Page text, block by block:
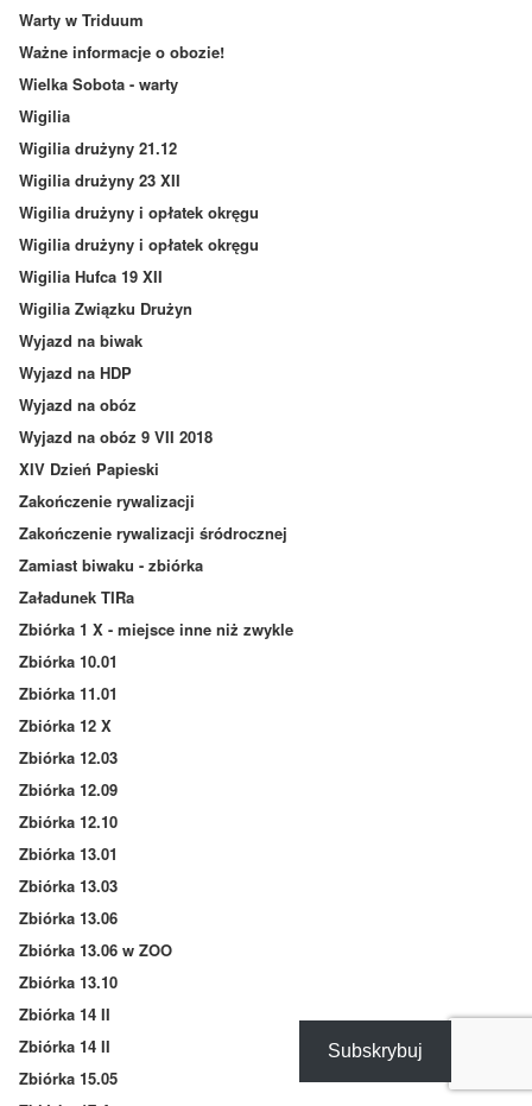
Warty w Triduum
Ważne informacje o obozie!
Wielka Sobota - warty
Wigilia
Wigilia drużyny 21.12
Wigilia drużyny 23 XII
Wigilia drużyny i opłatek okręgu
Wigilia drużyny i opłatek okręgu
Wigilia Hufca 19 XII
Wigilia Związku Drużyn
Wyjazd na biwak
Wyjazd na HDP
Wyjazd na obóz
Wyjazd na obóz 9 VII 2018
XIV Dzień Papieski
Zakończenie rywalizacji
Zakończenie rywalizacji śródrocznej
Zamiast biwaku - zbiórka
Załadunek TIRa
Zbiórka 1 X - miejsce inne niż zwykle
Zbiórka 10.01
Zbiórka 11.01
Zbiórka 12 X
Zbiórka 12.03
Zbiórka 12.09
Zbiórka 12.10
Zbiórka 13.01
Zbiórka 13.03
Zbiórka 13.06
Zbiórka 13.06 w ZOO
Zbiórka 13.10
Zbiórka 14 II
Zbiórka 14 II
Zbiórka 15.05
Subskrybuj